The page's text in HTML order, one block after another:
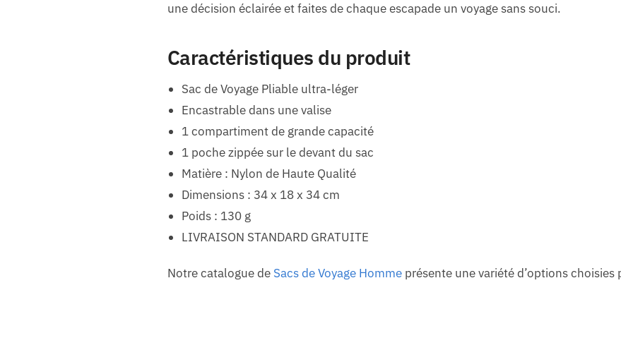
une décision éclairée et faites de chaque escapade un voyage sans souci.
Caractéristiques du produit
Sac de Voyage Pliable ultra-léger
Encastrable dans une valise
1 compartiment de grande capacité
1 poche zippée sur le devant du sac
Matière : Nylon de Haute Qualité
Dimensions : 34 x 18 x 34 cm
Poids : 130 g
LIVRAISON STANDARD GRATUITE
Notre catalogue de Sacs de Voyage Hommeprésente une variété d’options